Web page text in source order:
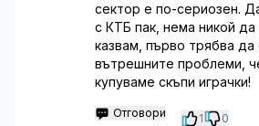
сектор е по-сериозен.
с КТБ пак, нема никой да
казвам, първо трябва да
вътрешните проблеми,
купуваме скъпи играчки!
Отговори 1 0